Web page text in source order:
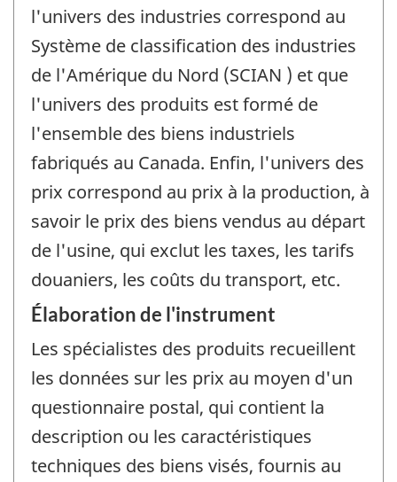
l'univers des industries correspond au
Système de classification des industries
de l'Amérique du Nord (SCIAN ) et que
l'univers des produits est formé de
l'ensemble des biens industriels
fabriqués au Canada. Enfin, l'univers des
prix correspond au prix à la production, à
savoir le prix des biens vendus au départ
de l'usine, qui exclut les taxes, les tarifs
douaniers, les coûts du transport, etc.
Élaboration de l'instrument
Les spécialistes des produits recueillent
les données sur les prix au moyen d'un
questionnaire postal, qui contient la
description ou les caractéristiques
techniques des biens visés, fournis au